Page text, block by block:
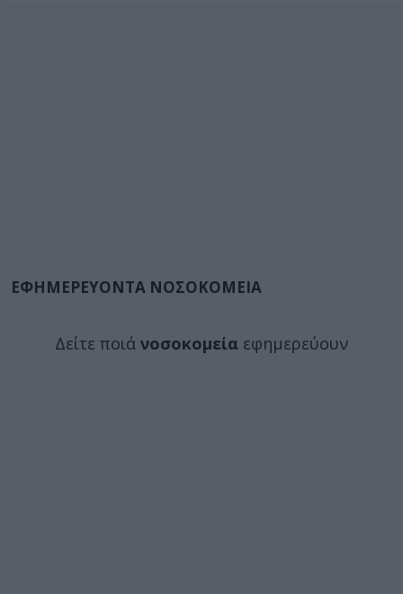
ΕΦΗΜΕΡΕΥΟΝΤΑ ΝΟΣΟΚΟΜΕΙΑ
Δείτε ποιά νοσοκομεία εφημερεύουν